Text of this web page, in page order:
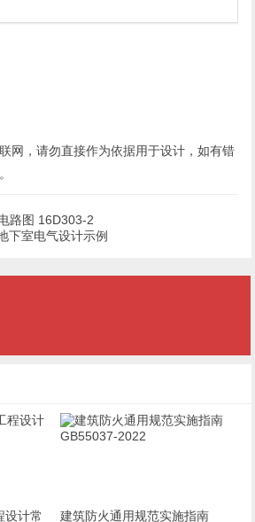
网，请勿直接作为依据用于设计，如有错
。
路图 16D303-2
下室电气设计示例
设计常
建筑防火通用规范实施指南